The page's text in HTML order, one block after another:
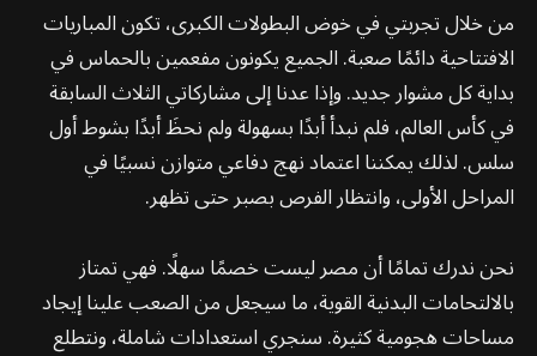
من خلال تجربتي في خوض البطولات الكبرى، تكون المباريات
الافتتاحية دائمًا صعبة. الجميع يكونون مفعمين بالحماس في
بداية كل مشوار جديد. وإذا عدنا إلى مشاركاتي الثلاث السابقة
في كأس العالم، فلم نبدأ أبدًا بسهولة ولم نحظَ أبدًا بشوط أول
سلس. لذلك يمكننا اعتماد نهج دفاعي متوازن نسبيًا في
المراحل الأولى، وانتظار الفرص بصبر حتى تظهر.
نحن ندرك تمامًا أن مصر ليست خصمًا سهلًا. فهي تمتاز
بالالتحامات البدنية القوية، ما سيجعل من الصعب علينا إيجاد
مساحات هجومية كثيرة. سنجري استعدادات شاملة، ونتطلع